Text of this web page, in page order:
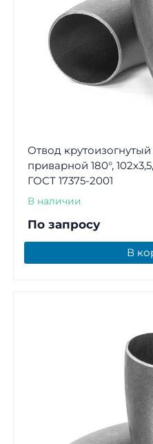
Отвод
приварной 180°,
ГОСТ 17375-2001
В наличии
По запросу
В